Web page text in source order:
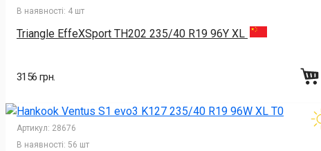
В наявності: 4 шт
Triangle EffeXSport TH202 235/40 R19 96Y XL
3156 грн.
Артикул: 28676
В наявності: 56 шт